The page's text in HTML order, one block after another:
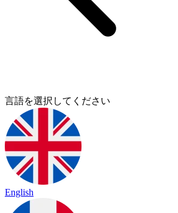
言語を選択してください
English